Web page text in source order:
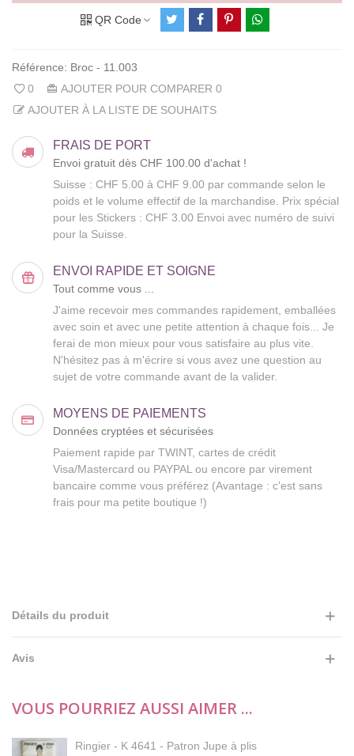
QR Code
Référence: Broc - 11.003
0
AJOUTER POUR COMPARER 0
AJOUTER À LA LISTE DE SOUHAITS
FRAIS DE PORT
Envoi gratuit dès CHF 100.00 d'achat !
Suisse : CHF 5.00 à CHF 9.00 par commande selon le
poids et le volume effectif de la marchandise. Prix spécial
pour les Stickers : CHF 3.00 Envoi avec numéro de suivi
pour la Suisse.
ENVOI RAPIDE ET SOIGNE
Tout comme vous ...
J'aime recevoir mes commandes rapidement, emballées
avec soin et avec une petite attention à chaque fois... Je
ferai de mon mieux pour vous satisfaire au plus vite.
N'hésitez pas à m'écrire si vous avez une question au
sujet de votre commande avant de la valider.
MOYENS DE PAIEMENTS
Données cryptées et sécurisées
Paiement rapide par TWINT, cartes de crédit
Visa/Mastercard ou PAYPAL ou encore par virement
bancaire comme vous préférez (Avantage : c'est sans
frais pour ma petite boutique !)
Détails du produit
Avis
VOUS POURRIEZ AUSSI AIMER ...
Ringier - K 4641 - Patron Jupe à plis